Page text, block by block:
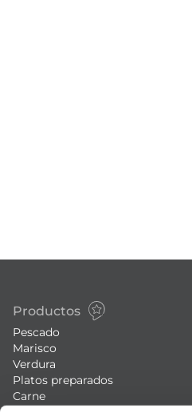
Productos
Pescado
Marisco
Verdura
Platos preparados
Carne